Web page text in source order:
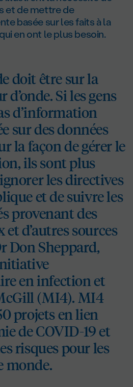
et de mettre de
basée sur les faits à la
en ont le plus besoin.
doit être sur la
Si les gens
d’information
sur des données
la façon de gérer le
ils sont plus
les directives
et de suivre les
provenant des
d’autres sources
Don Sheppard,
en infection et
(MI4). MI4
projets en lien
de COVID-19 et
risques pour les
monde.